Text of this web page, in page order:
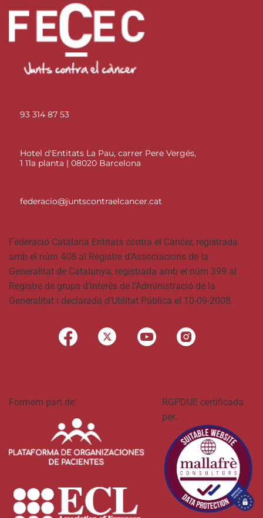
93 314 87 53
Hotel d'Entitats La Pau, carrer Pere Vergés,
1 11a planta | 08020 Barcelona
federacio@juntscontraelcancer.cat
Federació Catalana Entitats contra el Càncer, registrada
amb el núm 408 al Registre d’Associacions de la
Generalitat de Catalunya, registrada amb el núm 399 al
Registre de grups d’interès de l’Administració de la
Generalitat i declarada d’Utilitat Pública el 10-09-2008.
Formem part de:
RGPDUE certificada
per: